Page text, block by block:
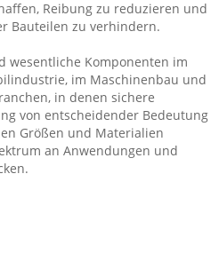
Reibung zu reduzieren und
Bauteilen zu verhindern.
wesentliche Komponenten im
im Maschinenbau und
in denen sichere
von entscheidender Bedeutung
Größen und Materialien
an Anwendungen und